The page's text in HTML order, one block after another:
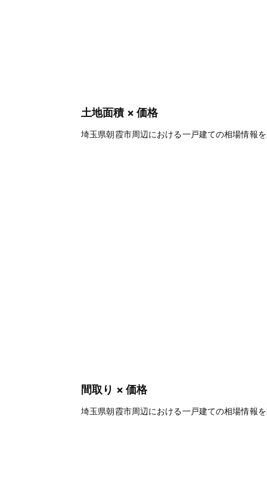
土地面積 × 価格
埼玉県朝霞市周辺における一戸建ての相場情報
間取り × 価格
埼玉県朝霞市周辺における一戸建ての相場情報